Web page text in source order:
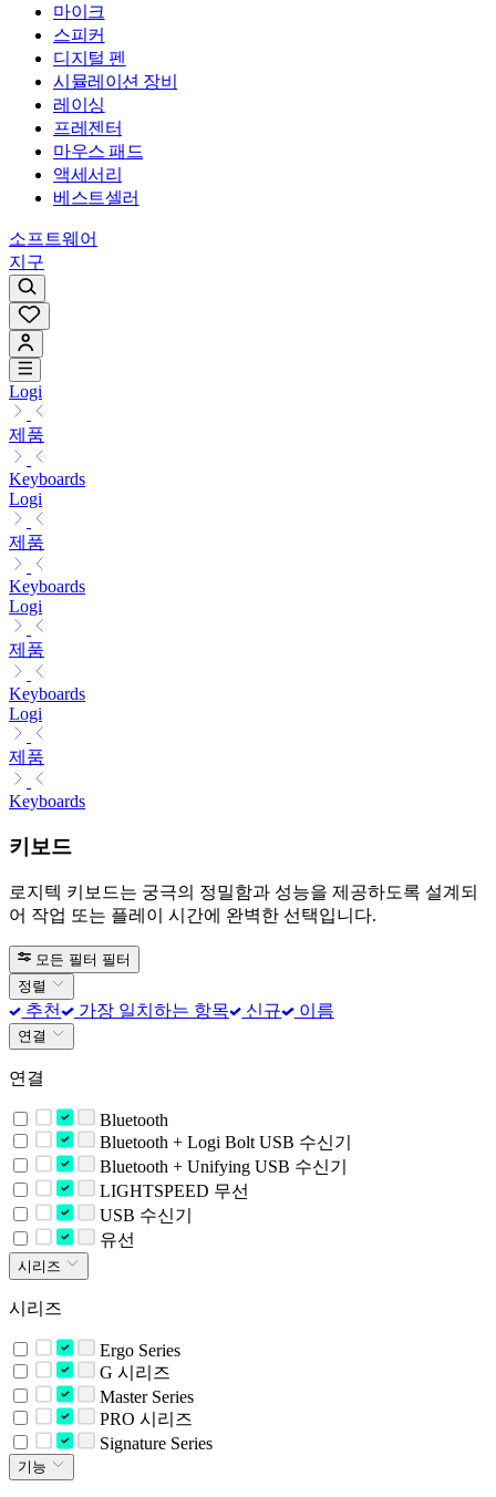
마이크
스피커
디지털 펜
시뮬레이션 장비
레이싱
프레젠터
마우스 패드
액세서리
베스트셀러
소프트웨어
지구
Logi
제품
Keyboards
Logi
제품
Keyboards
Logi
제품
Keyboards
Logi
제품
Keyboards
키보드
로지텍 키보드는 궁극의 정밀함과 성능을 제공하도록 설계되
어 작업 또는 플레이 시간에 완벽한 선택입니다.
모든 필터 필터
정렬
추천 가장 일치하는 항목 신규 이름
연결
연결
Bluetooth
Bluetooth + Logi Bolt USB 수신기
Bluetooth + Unifying USB 수신기
LIGHTSPEED 무선
USB 수신기
유선
시리즈
시리즈
Ergo Series
G 시리즈
Master Series
PRO 시리즈
Signature Series
기능